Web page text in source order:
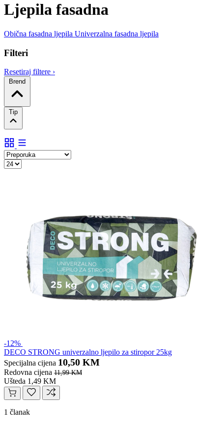
Ljepila fasadna
Obična fasadna ljepila Univerzalna fasadna ljepila
Filteri
Resetiraj filtere ›
Brend
Tip
-12%
DECO STRONG univerzalno ljepilo za stiropor 25kg
Specijalna cijena 10,50 KM
Redovna cijena 11,99 KM
Ušteda 1,49 KM
1 članak